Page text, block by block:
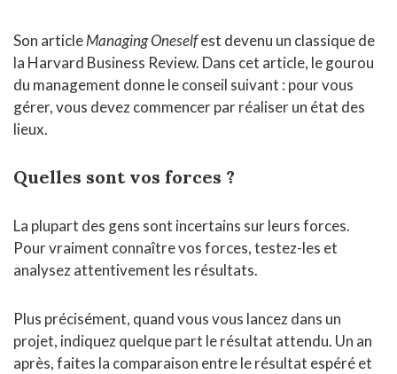
Son articleManaging Oneselfest devenu un classique de
la Harvard Business Review. Dans cet article, le gourou
du management donne le conseil suivant : pour vous
gérer, vous devez commencer par réaliser un état des
lieux.
Quelles sont vos forces ?
La plupart des gens sont incertains sur leurs forces.
Pour vraiment connaître vos forces, testez-les et
analysez attentivement les résultats.
Plus précisément, quand vous vous lancez dans un
projet, indiquez quelque part le résultat attendu. Un an
après, faites la comparaison entre le résultat espéré et